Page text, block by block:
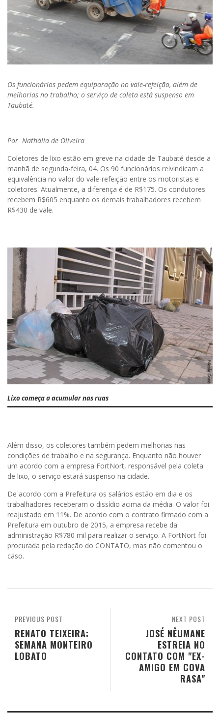
Os funcionários pedem equiparação no vale-refeição, além de
melhorias no trabalho; o serviço de coleta está suspenso em
Taubaté.
Por Nathália de Oliveira
Coletores de lixo estão em greve na cidade de Taubaté desde a
manhã de segunda-feira, 04. Os 90 funcionários reivindicam a
equivalência no valor do vale-refeição entre os motoristas e
coletores. Atualmente, a diferença é de R$175. Os condutores
recebem R$605 enquanto os demais trabalhadores recebem
R$430 de vale.
Lixo começa a acumular nas ruas
Além disso, os coletores também pedem melhorias nas
condições de trabalho e na segurança. Enquanto não houver
um acordo com a empresa FortNort, responsável pela coleta
de lixo, o serviço estará suspenso na cidade.
De acordo com a Prefeitura os salários estão em dia e os
trabalhadores receberam o dissídio acima da média. O valor foi
reajustado em 11%. De acordo com o contrato firmado com a
Prefeitura em outubro de 2015, a empresa recebe da
administração R$780 mil para realizar o serviço. A FortNort foi
procurada pela redação do CONTATO, mas não comentou o
caso.
NEXT POST
JOSÉ NÊUMANE
ESTREIA NO
CONTATO COM "EX-
AMIGO EM COVA
RASA"
PREVIOUS POST
RENATO TEIXEIRA:
SEMANA MONTEIRO
LOBATO